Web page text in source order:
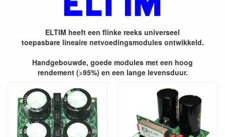
ELTIM heeft een flinke reeks universeel
toepasbare lineaire netvoedingsmodules ontwikkeld.
Handgebouwde, goede modules met een hoog
rendement (>95%) en een lange levensduur.